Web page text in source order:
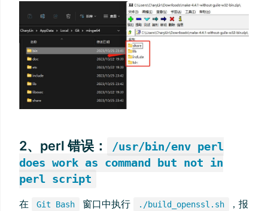
2、perl 错误：
/usr/bin/env perl
does work as command but not in
perl script
在 Git Bash 窗口中执行 ./build_openssl.sh
，报